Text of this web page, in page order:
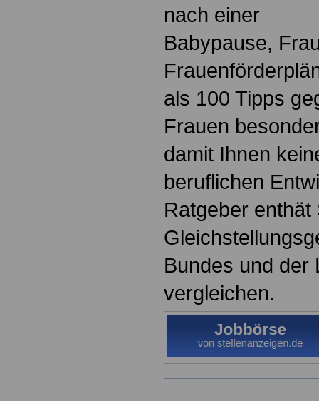
nach einer
Babypause,
als 100 Tipps
Frauen
damit Ihnen
beruflichen
Ratgeber
Bundes und der
vergleichen.